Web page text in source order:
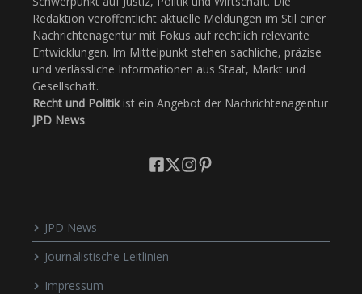
Redaktion veröffentlicht aktuelle Meldungen im Stil einer
Nachrichtenagentur mit Fokus auf rechtlich relevante
Entwicklungen. Im Mittelpunkt stehen sachliche, präzise
und verlässliche Informationen aus Staat, Markt und
Gesellschaft.
Recht und Politikist ein Angebot der Nachrichtenagentur
JPD News.
JPD News
Journalistische Leitlinien
Impressum